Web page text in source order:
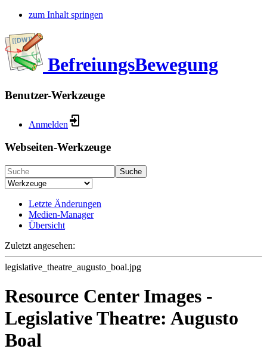
zum Inhalt springen
BefreiungsBewegung
Benutzer-Werkzeuge
Anmelden
Webseiten-Werkzeuge
Suche
Letzte Änderungen
Medien-Manager
Übersicht
Zuletzt angesehen:
legislative_theatre_augusto_boal.jpg
Resource Center Images -
Legislative Theatre: Augusto
Boal